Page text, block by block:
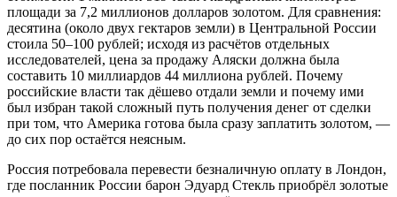
площади за 7,2 миллионов долларов золотом. Для сравнения:
десятина (около двух гектаров земли) в Центральной России
стоила 50–100 рублей; исходя из расчётов отдельных
исследователей, цена за продажу Аляски должна была
составить 10 миллиардов 44 миллиона рублей. Почему
российские власти так дёшево отдали земли и почему ими
был избран такой сложный путь получения денег от сделки
при том, что Америка готова была сразу заплатить золотом, —
до сих пор остаётся неясным.
Россия потребовала перевести безналичную оплату в Лондон,
где посланник России барон Эдуард Стекль приобрёл золотые